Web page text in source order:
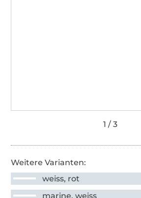
Weitere Varianten:
weiss, rot
marine, weiss